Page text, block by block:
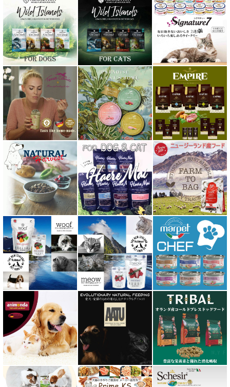
ネイチャーベット NaturVet
バーキングヘッズ BARKING HEADS
ハーロウブレンド Harlow Blend
バイオトロール・バイオフレッシュ Byotrol
バリアサプリ
Haere Mai ハレマエ
阪急ハロードッグ
プロバイオデンタルPet
ビィ・ナチュラル be-NatuRal
ヒマラヤ ドッグ チーズ チュウ
ファープラスト 歯みがきガム
フィッシュ4 ペットフード正規品
フィールドエイト
フォルツァ10 FORZA10
プライムケイズ さかい企画
ブリスミックス BLISMIX
プレスティージ PRESTIGE